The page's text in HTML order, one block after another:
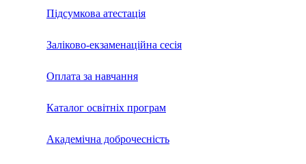
Підсумкова атестація
Заліково-екзаменаційна сесія
Оплата за навчання
Каталог освітніх програм
Академічна доброчесність